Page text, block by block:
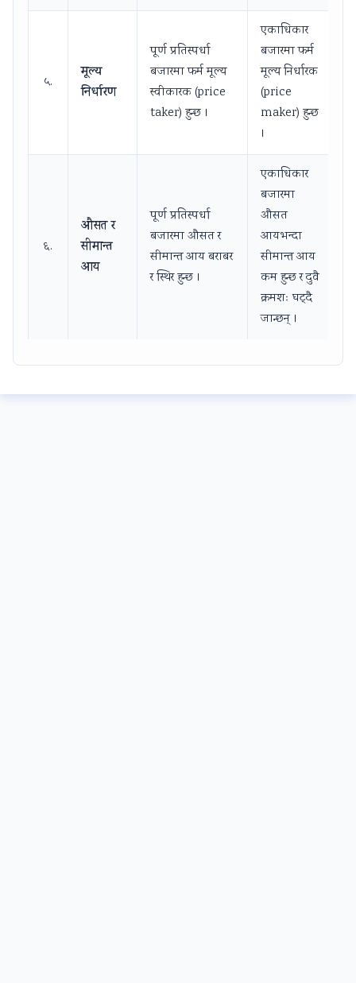
५.
मूल्य
निर्धारण
पूर्ण प्रतिस्पर्धा
बजारमा फर्म मूल्य
स्वीकारक (price
taker) हुन्छ ।
एकाधिकार
बजारमा फर्म
मूल्य निर्धारक
(price
maker) हुन्छ
।
६.
औसत र
सीमान्त
आय
पूर्ण प्रतिस्पर्धा
बजारमा औसत र
सीमान्त आय बराबर
र स्थिर हुन्छ ।
एकाधिकार
बजारमा
औसत
आयभन्दा
सीमान्त आय
कम हुन्छ र दुवै
क्रमशः घट्दै
जान्छन् ।